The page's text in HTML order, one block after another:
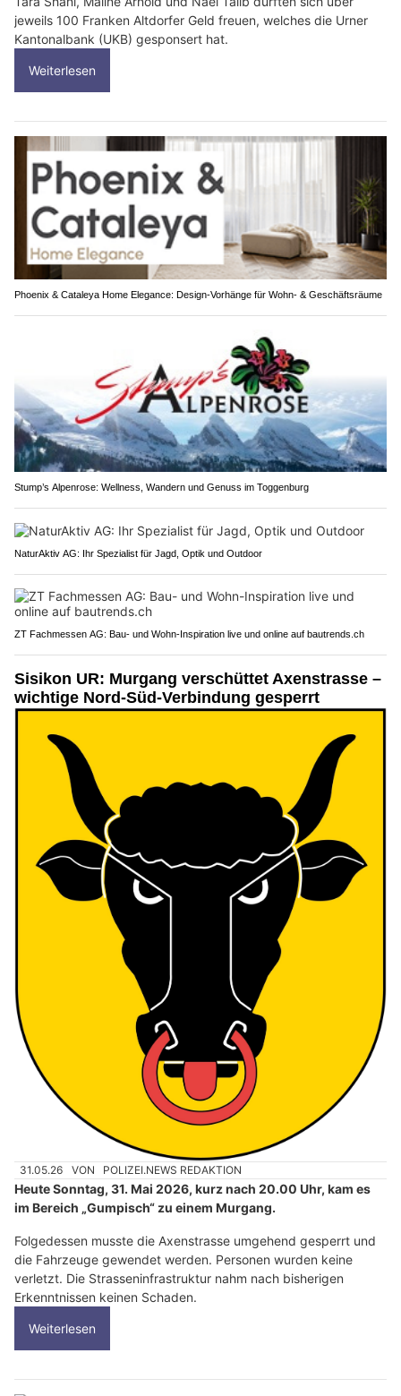
jeweils 100 Franken Altdorfer Geld freuen, welches die Urner
Kantonalbank (UKB) gesponsert hat.
Weiterlesen
Phoenix & Cataleya Home Elegance: Design-Vorhänge für Wohn- & Geschäftsräume
Stump’s Alpenrose: Wellness, Wandern und Genuss im Toggenburg
NaturAktiv AG: Ihr Spezialist für Jagd, Optik und Outdoor
ZT Fachmessen AG: Bau- und Wohn-Inspiration live und online auf bautrends.ch
Sisikon UR: Murgang verschüttet Axenstrasse –
wichtige Nord-Süd-Verbindung gesperrt
31.05.26 VON POLIZEI.NEWS REDAKTION
Heute Sonntag, 31. Mai 2026, kurz nach 20.00 Uhr, kam es
im Bereich „Gumpisch“ zu einem Murgang.
Folgedessen musste die Axenstrasse umgehend gesperrt und
die Fahrzeuge gewendet werden. Personen wurden keine
verletzt. Die Strasseninfrastruktur nahm nach bisherigen
Erkenntnissen keinen Schaden.
Weiterlesen